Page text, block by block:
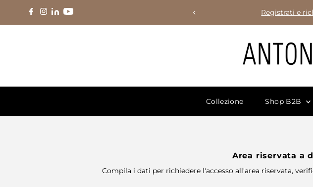
Vai direttamente ai contenuti Registrati e
Collezione Shop B2B
Area riservata a
Compila i dati per richiedere l'accesso all'area riservata,